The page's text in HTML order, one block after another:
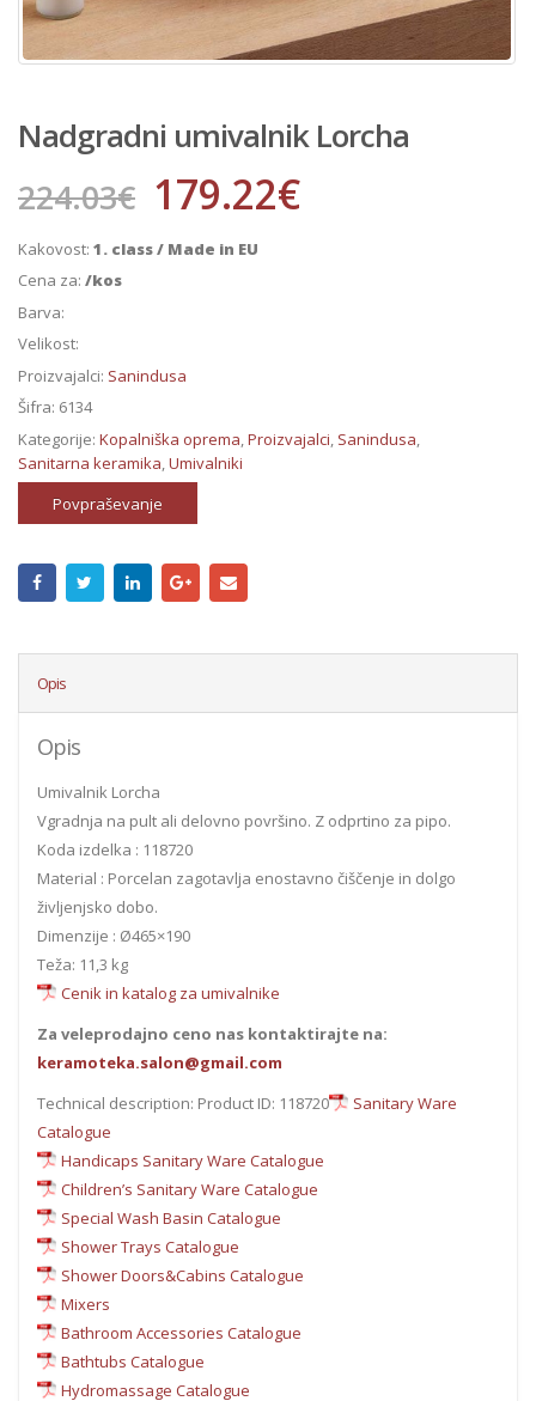
Nadgradni umivalnik Lorcha
224.03€ 179.22€
Kakovost: 1. class / Made in EU
Cena za: /kos
Barva:
Velikost:
Proizvajalci: Sanindusa
Šifra: 6134
Kategorije: Kopalniška oprema Proizvajalci Sanindusa
Sanitarna keramika Umivalniki
Povpraševanje
Opis
Opis
Umivalnik Lorcha
Vgradnja na pult ali delovno površino. Z odprtino za pipo.
Koda izdelka : 118720
Material : Porcelan zagotavlja enostavno čiščenje in dolgo
življenjsko dobo.
Dimenzije : Ø465×190
Teža: 11,3 kg
Cenik in katalog za umivalnike
Za veleprodajno ceno nas kontaktirajte na:
keramoteka.salon@gmail.com
Technical description: Product ID: 118720
Sanitary Ware
Catalogue
Handicaps Sanitary Ware Catalogue
Children’s Sanitary Ware Catalogue
Special Wash Basin Catalogue
Shower Trays Catalogue
Shower Doors&Cabins Catalogue
Mixers
Bathroom Accessories Catalogue
Bathtubs Catalogue
Hydromassage Catalogue